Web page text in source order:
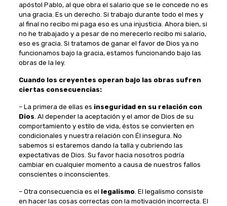
apóstol Pablo, al que obra el salario que se le concede no es
una gracia. Es un derecho. Si trabajo durante todo el mes y
al final no recibo mi paga eso es una injusticia. Ahora bien, si
no he trabajado y a pesar de no merecerlo recibo mi salario,
eso es gracia. Si tratamos de ganar el favor de Dios ya no
funcionamos bajo la gracia, estamos funcionando bajo las
obras de la ley.
Cuando los creyentes operan bajo las obras sufren
ciertas consecuencias:
– La primera de ellas es inseguridad en su relación con
Dios . Al depender la aceptación y el amor de Dios de su
comportamiento y estilo de vida, éstos se convierten en
condicionales y nuestra relación con Él insegura. No
sabemos si estaremos dando la talla y cubriendo las
expectativas de Dios. Su favor hacia nosotros podría
cambiar en cualquier momento a causa de nuestros fallos
conscientes o inconscientes.
– Otra consecuencia es el legalismo . El legalismo consiste
en hacer las cosas correctas con la motivación incorrecta. El